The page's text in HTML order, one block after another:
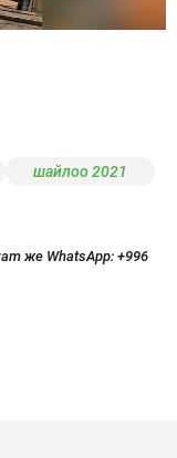
шайлоо 2021
же WhatsApp: +996